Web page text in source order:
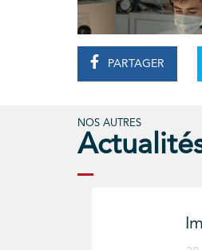
PARTAGER
NOS AUTRES